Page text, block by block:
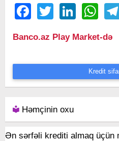
FacebookTwitter LinkedIn
Banco.az Play Market-də
Kredit
Həmçinin oxu
Ən sərfəli krediti almaq üçün